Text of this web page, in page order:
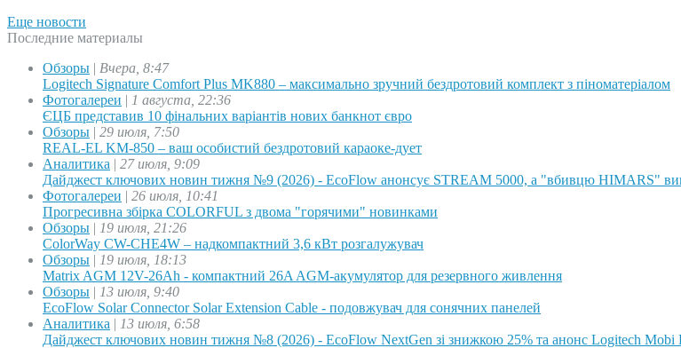
Еще новости
Последние материалы
Обзоры | Вчера, 8:47
Logitech Signature Comfort Plus MK880 – максимально зручний бездротовий комплект з піноматеріалом
Фотогалереи | 1 августа, 22:36
ЄЦБ представив 10 фінальних варіантів нових банкнот євро
Обзоры | 29 июля, 7:50
REAL-EL KM-850 – ваш особистий бездротовий караоке-дует
Аналитика | 27 июля, 9:09
Дайджест ключових новин тижня №9 (2026) - EcoFlow анонсує STREAM 5000, а "вбивцю HIMARS"
Фотогалереи | 26 июля, 10:41
Прогресивна збірка COLORFUL з двома "горячими" новинками
Обзоры | 19 июля, 21:26
ColorWay CW-CHE4W – надкомпактний 3,6 кВт розгалужувач
Обзоры | 19 июля, 18:13
Matrix AGM 12V-26Ah - компактний 26A AGM-акумулятор для резервного живлення
Обзоры | 13 июля, 9:40
EcoFlow Solar Connector Solar Extension Cable - подовжувач для сонячних панелей
Аналитика | 13 июля, 6:58
Дайджест ключових новин тижня №8 (2026) - EcoFlow NextGen зі знижкою 25% та анонс Logitech Mobi